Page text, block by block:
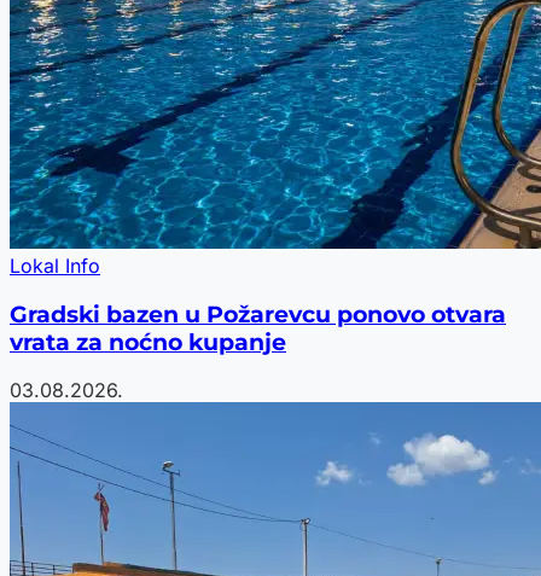
Lokal Info
Gradski bazen u Požarevcu ponovo otvara
vrata za noćno kupanje
03.08.2026.